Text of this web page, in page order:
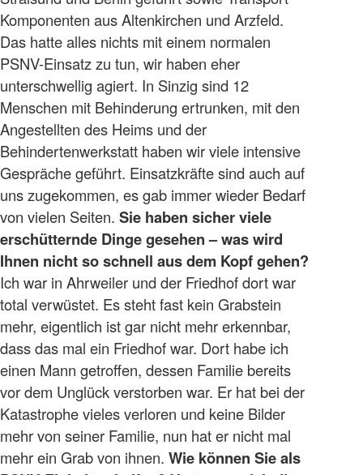
Komponenten aus Altenkirchen und Arzfeld.
Das hatte alles nichts mit einem normalen
PSNV-Einsatz zu tun, wir haben eher
unterschwellig agiert. In Sinzig sind 12
Menschen mit Behinderung ertrunken, mit den
Angestellten des Heims und der
Behindertenwerkstatt haben wir viele intensive
Gespräche geführt. Einsatzkräfte sind auch auf
uns zugekommen, es gab immer wieder Bedarf
von vielen Seiten. Sie haben sicher viele
erschütternde Dinge gesehen – was wird
Ihnen nicht so schnell aus dem Kopf gehen?
Ich war in Ahrweiler und der Friedhof dort war
total verwüstet. Es steht fast kein Grabstein
mehr, eigentlich ist gar nicht mehr erkennbar,
dass das mal ein Friedhof war. Dort habe ich
einen Mann getroffen, dessen Familie bereits
vor dem Unglück verstorben war. Er hat bei der
Katastrophe vieles verloren und keine Bilder
mehr von seiner Familie, nun hat er nicht mal
mehr ein Grab von ihnen. Wie können Sie als